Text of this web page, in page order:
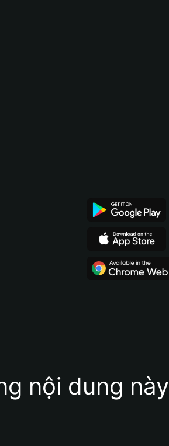
nội dung này